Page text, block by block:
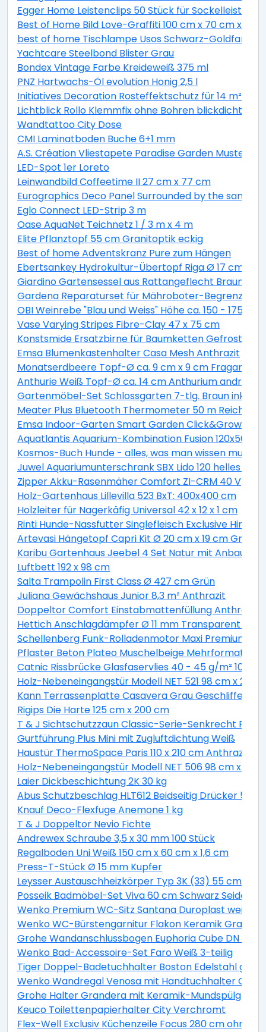
Egger Home Leistenclips 50 Stück für Sockelleisten
Best of Home Bild Love-Graffiti 100 cm x 70 cm x 3,5
best of home Tischlampe Usos Schwarz-Goldfarben
Yachtcare Steelbond Blister Grau
Bondex Vintage Farbe Kreideweiß 375 ml
PNZ Hartwachs-Öl evolution Honig 2,5 l
Initiatives Decoration Rosteffektschutz für 14 m²
Lichtblick Rollo Klemmfix ohne Bohren blickdicht
Wandtattoo City Dose
CMI Laminatboden Buche 6+1 mm
A.S. Création Vliestapete Paradise Garden Muster
LED-Spot 1er Loreto
Leinwandbild Coffeetime II 27 cm x 77 cm
Eurographics Deco Panel Surrounded by the sand II
Eglo Connect LED-Strip 3 m
Oase AquaNet Teichnetz 1 / 3 m x 4 m
Elite Pflanztopf 55 cm Granitoptik eckig
Best of home Adventskranz Pure zum Hängen
Ebertsankey Hydrokultur-Übertopf Riga Ø 17 cm
Giardino Gartensessel aus Rattangeflecht Braun
Gardena Reparaturset für Mähroboter-
OBI Weinrebe "Blau und Weiss" Höhe ca. 150 - 175 cm
Vase Varying Stripes Fibre-Clay 47 x 75 cm
Konstsmide Ersatzbirne für Baumketten Gefrostet
Emsa Blumenkastenhalter Casa Mesh Anthrazit
Monatserdbeere Topf-Ø ca. 9 cm x 9 cm Fragaria
Anthurie Weiß Topf-Ø ca. 14 cm Anthurium
Gartenmöbel-Set Schlossgarten 7-tlg. Braun inkl.
Meater Plus Bluetooth Thermometer 50 m
Emsa Indoor-Garten Smart Garden Click&Grow 9
Aquatlantis Aquarium-Kombination Fusion 120x50
Kosmos-Buch Hunde - alles, was man wissen muss
Juwel Aquariumunterschrank SBX Lido 120 helles Holz
Zipper Akku-Rasenmäher Comfort ZI-CRM 40 V
Holz-Gartenhaus Lillevilla 523 BxT: 400x400 cm
Holzleiter für Nagerkäfig Universal 42 x 12 x 1 cm
Rinti Hunde-Nassfutter Singlefleisch Exclusive Hirsch
Artevasi Hängetopf Capri Kit Ø 20 cm x 19 cm Grün
Karibu Gartenhaus Jeebel 4 Set Natur mit
Luftbett 192 x 98 cm
Salta Trampolin First Class Ø 427 cm Grün
Juliana Gewächshaus Junior 8,3 m² Anthrazit
Doppeltor Comfort Einstabmattenfüllung Anthrazit
Hettich Anschlagdämpfer Ø 11 mm Transparent
Schellenberg Funk-Rolladenmotor Maxi Premium 20
Pflaster Beton Plateo Muschelbeige Mehrformat
Catnic Rissbrücke Glasfaservlies 40 - 45 g/m² 10 cm
Holz-Nebeneingangstür Modell NET 521 98 cm x 200
Kann Terrassenplatte Casavera Grau Geschliffen
Rigips Die Harte 125 cm x 200 cm
T & J Sichtschutzzaun Classic-Serie-Senkrecht Ranki
Gurtführung Plus Mini mit Zugluftdichtung Weiß
Haustür ThermoSpace Paris 110 x 210 cm Anthrazit
Holz-Nebeneingangstür Modell NET 506 98 cm x
Laier Dickbeschichtung 2K 30 kg
Abus Schutzbeschlag HLT612 Beidseitig Drücker 52
Knauf Deco-Flexfuge Anemone 1 kg
T & J Doppeltor Nevio Fichte
Andrewex Schraube 3,5 x 30 mm 100 Stück
Regalboden Uni Weiß 150 cm x 60 cm x 1,6 cm
Press-T-Stück Ø 15 mm Kupfer
Leysser Austauschheizkörper Typ 3K (33) 55 cm x
Posseik Badmöbel-Set Viva 60 cm Schwarz
Wenko Premium WC-Sitz Santana Duroplast weiß
Wenko WC-Bürstengarnitur Flakon Keramik Grau
Grohe Wandanschlussbogen Euphoria Cube DN 15
Wenko Bad-Accessoire-Set Faro Weiß 3-teilig
Tiger Doppel-Badetuchhalter Boston Edelstahl
Wenko Wandregal Venosa mit Handtuchhalter Glas
Grohe Halter Grandera mit Keramik-Mundspülglas
Keuco Toilettenpapierhalter City Verchromt
Flex-Well Exclusiv Küchenzeile Focus 280 cm ohne